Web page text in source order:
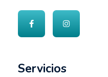
Servicios